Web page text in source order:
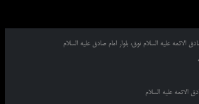
علیه السلام نوق، بلوار امام صادق علیه السلام
علیه السلام